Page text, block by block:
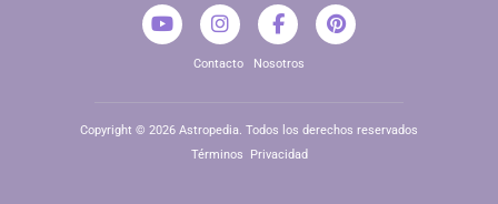
Y
o
e
I
n
t
r
a
F
a
e
o
k
P
i
e
Contacto Nosotros
Copyright © 2026 Astropedia. Todos los derechos reservados
Términos
Privacidad